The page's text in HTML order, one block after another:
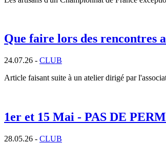
Que faire lors des rencontres
24.07.26 - CLUB
Article faisant suite à un atelier dirigé par
1er et 15 Mai - PAS DE
28.05.26 - CLUB